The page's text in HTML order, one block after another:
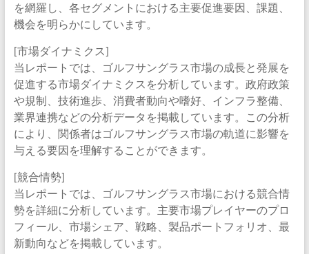
を網羅し、各セグメントにおける主要促進要因、課題、
機会を明らかにしています。
[市場ダイナミクス]
当レポートでは、ゴルフサングラス市場の成長と発展を
促進する市場ダイナミクスを分析しています。政府政策
や規制、技術進歩、消費者動向や嗜好、インフラ整備、
業界連携などの分析データを掲載しています。この分析
により、関係者はゴルフサングラス市場の軌道に影響を
与える要因を理解することができます。
[競合情勢]
当レポートでは、ゴルフサングラス市場における競合情
勢を詳細に分析しています。主要市場プレイヤーのプロ
フィール、市場シェア、戦略、製品ポートフォリオ、最
新動向などを掲載しています。